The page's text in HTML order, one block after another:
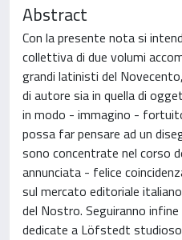
Abstract
Con la presente nota si
collettiva di due volumi
grandi latinisti del
di autore sia in quella di
in modo - immagino -
possa far pensare ad un
sono concentrate nel corso
annunciata - felice
sul mercato editoriale
del Nostro. Seguiranno
dedicate a Löfstedt